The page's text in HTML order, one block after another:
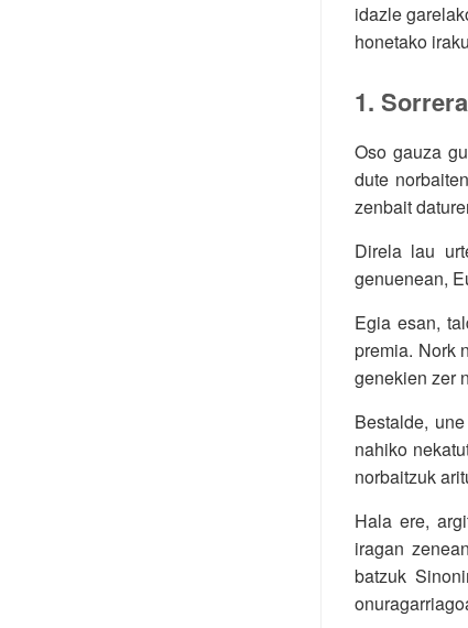
idazle
honetako
1. Sorrera
Oso gauza
dute
zenbait
Direla lau
genuenean,
Egia esan,
premia. Nork
genekien zer
Bestalde,
nahiko
norbaitzuk
Hala ere,
iragan
batzuk